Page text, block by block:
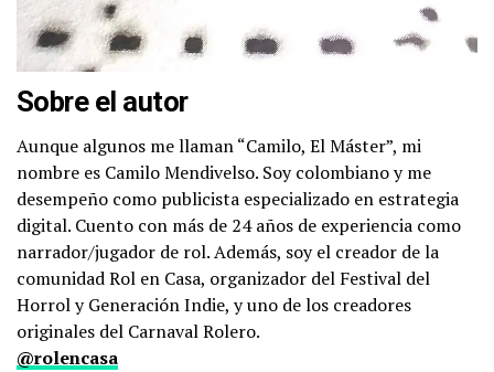
Sobre el autor
Aunque algunos me llaman “Camilo, El Máster”, mi
nombre es Camilo Mendivelso. Soy colombiano y me
desempeño como publicista especializado en estrategia
digital. Cuento con más de 24 años de experiencia como
narrador/jugador de rol. Además, soy el creador de la
comunidad Rol en Casa, organizador del Festival del
Horrol y Generación Indie, y uno de los creadores
originales del Carnaval Rolero.
@rolencasa